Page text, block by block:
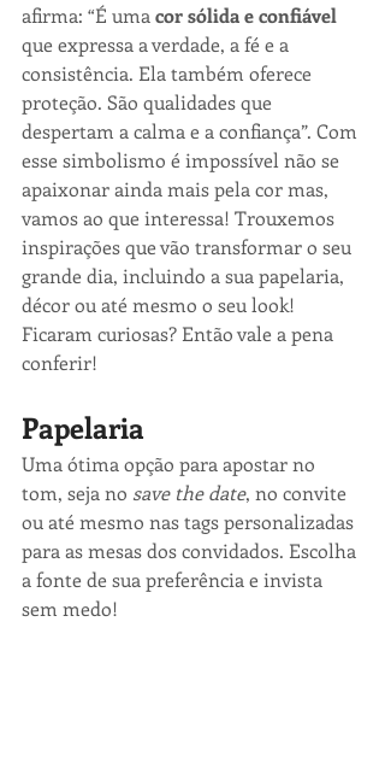
afirma: “É uma cor sólida e confiável
que expressa a verdade, a fé e a
consistência. Ela também oferece
proteção. São qualidades que
despertam a calma e a confiança”. Com
esse simbolismo é impossível não se
apaixonar ainda mais pela cor mas,
vamos ao que interessa! Trouxemos
inspirações que vão transformar o seu
grande dia, incluindo a sua papelaria,
décor ou até mesmo o seu look!
Ficaram curiosas? Então vale a pena
conferir!
Papelaria
Uma ótima opção para apostar no
tom, seja no save the date, no convite
ou até mesmo nas tags personalizadas
para as mesas dos convidados. Escolha
a fonte de sua preferência e invista
sem medo!